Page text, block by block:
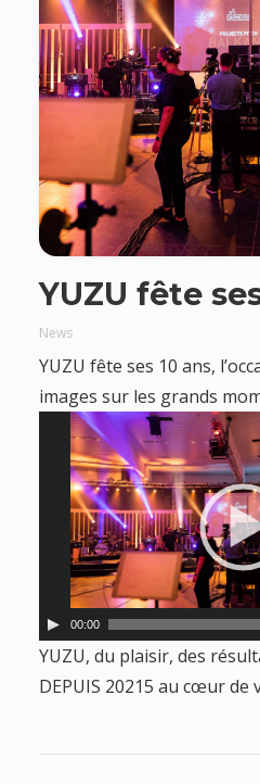
YUZU fête
News
YUZU fête ses 10 ans,
images sur les grands
00:00
YUZU, du plaisir, des
DEPUIS 20215 au cœur de